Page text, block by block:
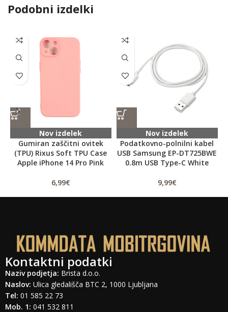
Podobni izdelki
Nov izdelek
Gumiran zaščitni ovitek
(TPU) Rixus Soft TPU Case
Apple iPhone 14 Pro Pink
6,99€
Nov izdelek
Podatkovno-polnilni kabel
USB Samsung EP-DT725BWE
0.8m USB Type-C White
9,99€
Kontaktni podatki
Naziv podjetja: Brista d.o.o.
Naslov: Ulica gledališča BTC 2, 1000 Ljubljana
Tel: 01 585 22 73
Mob. 1: 041 532 811